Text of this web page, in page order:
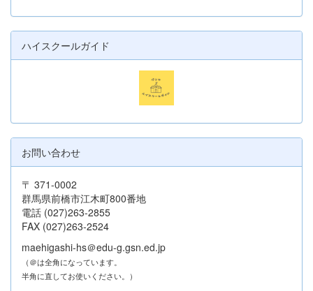
ハイスクールガイド
お問い合わせ
〒 371-0002
群馬県前橋市江木町800番地
電話 (027)263-2855
FAX (027)263-2524
maehigashi-hs＠edu-g.gsn.ed.jp
（＠は全角になっています。
半角に直してお使いください。）